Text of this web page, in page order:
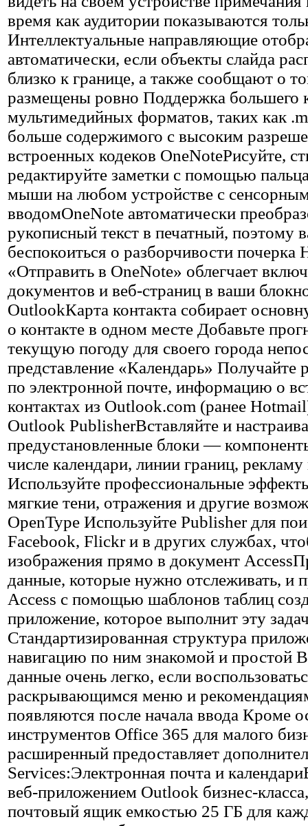
время как аудитории показываются
Интеллектуальные направляющие
автоматически, если объекты слайда
близко к границе, а также сообщают о
размещены ровно Поддержка большего
мультимедийных форматов, таких как
больше содержимого с высоким
встроенных кодеков OneNoteРисуйте,
редактируйте заметки с помощью
мыши на любом устройстве с
вводомOneNote автоматически
рукописный текст в печатный, поэтому
беспокоиться о разборчивости почерка
«Отправить в OneNote» облегчает
документов и веб-страниц в ваши
OutlookКарта контакта собирает
о контакте в одном месте Добавьте
текущую погоду для своего города
представление «Календарь» Получайте
по электронной почте, информацию о
контактах из Outlook.com (ранее
Outlook PublisherВставляйте и
предустановленные блоки —
числе календари, линии границ, рекламу
Используйте профессиональные
мягкие тени, отражения и другие
OpenType Используйте Publisher для
Facebook, Flickr и в других службах,
изображения прямо в документ
данные, которые нужно отслеживать, и
Access с помощью шаблонов таблиц
приложение, которое выполнит эту
Стандартизированная структура
навигацию по ним знакомой и простой
данные очень легко, если
раскрывающимся меню и
появляются после начала ввода Кроме
инструментов Office 365 для малого
расширенный предоставляет
Services:Электронная почта и
веб-приложением Outlook бизнес-
почтовый ящик емкостью 25 ГБ для